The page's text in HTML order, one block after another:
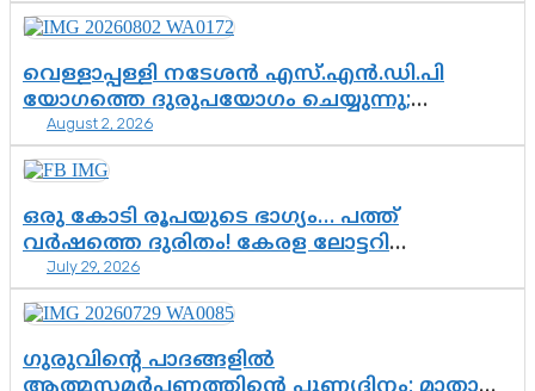
വെള്ളാപ്പള്ളി നടേശൻ എസ്.എൻ.ഡി.പി
യോഗത്തെ ദുരുപയോഗം ചെയ്യുന്നു;
ശ്രീനാരായണ പ്രസ്ഥാനത്തെ കാർന്നുതിന്നുന്ന
വിഷവിത്ത്: ഗോകുലം ഗോപാലൻ
August 2, 2026
ഒരു കോടി രൂപയുടെ ഭാഗ്യം… പത്ത്
വർഷത്തെ ദുരിതം! കേരള ലോട്ടറി
സംവിധാനത്തെ ചോദ്യം ചെയ്ത് കോയയുടെ
പോരാട്ടം
July 29, 2026
ഗുരുവിന്റെ പാദങ്ങളിൽ